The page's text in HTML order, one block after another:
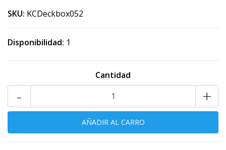
SKU: KCDeckbox052
Disponibilidad: 1
Cantidad
+
-